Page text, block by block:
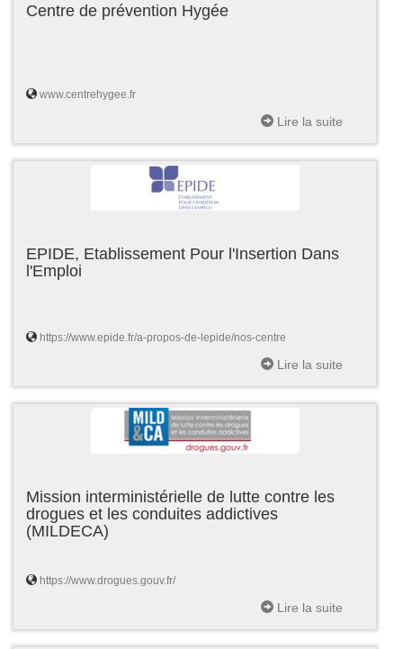
Centre de prévention Hygée
www.centrehygee.fr
Lire la suite
EPIDE, Etablissement Pour l'Insertion Dans
l'Emploi
https://www.epide.fr/a-propos-de-lepide/nos-centre
Lire la suite
Mission interministérielle de lutte contre les
drogues et les conduites addictives
(MILDECA)
https://www.drogues.gouv.fr/
Lire la suite